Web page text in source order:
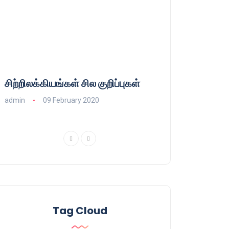
சிற்றிலக்கியங்கள் சில குறிப்புகள்
admin 09 February 2020
Tag Cloud